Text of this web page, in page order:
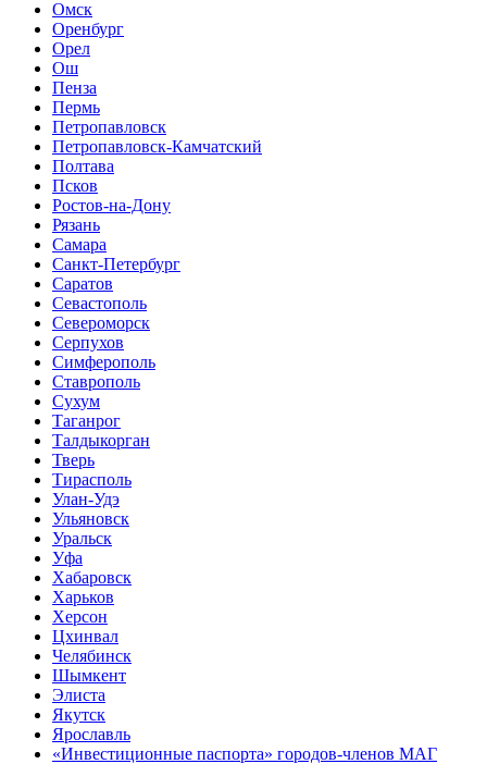
Омск
Оренбург
Орел
Ош
Пенза
Пермь
Петропавловск
Петропавловск-Камчатский
Полтава
Псков
Ростов-на-Дону
Рязань
Самара
Санкт-Петербург
Саратов
Севастополь
Североморск
Серпухов
Симферополь
Ставрополь
Сухум
Таганрог
Tалдыкорган
Тверь
Тирасполь
Улан-Удэ
Ульяновск
Уральск
Уфа
Хабаровск
Харьков
Херсон
Цхинвал
Челябинск
Шымкент
Элиста
Якутск
Ярославль
«Инвестиционные паспорта» городов-членов МАГ